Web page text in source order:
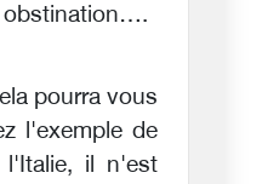
obstination….
pourra vous
l'exemple de
l'Italie, il n'est